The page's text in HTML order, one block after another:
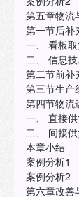
第五章物流
第一节后补
一、 看板
二、 信息
第二节前补
第三节生产
第四节物流
一、 直接
二、 间接
本章小结
案例分析1
案例分析2
第六章改善